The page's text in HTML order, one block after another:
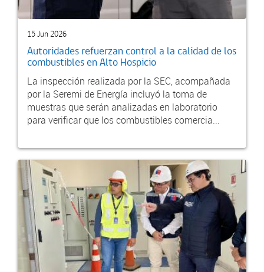
15 Jun 2026
Autoridades refuerzan control a la calidad de los
combustibles en Alto Hospicio
La inspección realizada por la SEC, acompañada
por la Seremi de Energía incluyó la toma de
muestras que serán analizadas en laboratorio
para verificar que los combustibles comercia...